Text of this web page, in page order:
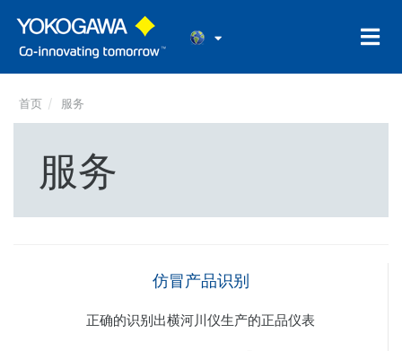
首页 服务
服务
仿冒产品识别
正确的识别出横河川仪生产的正品仪表